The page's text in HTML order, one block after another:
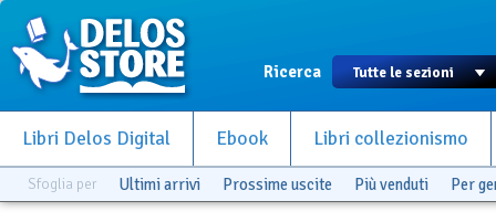
Ricerca
Libri Delos Digital Ebook Libri collezionismo
Sfoglia per Ultimi arrivi Prossime uscite Più venduti Per